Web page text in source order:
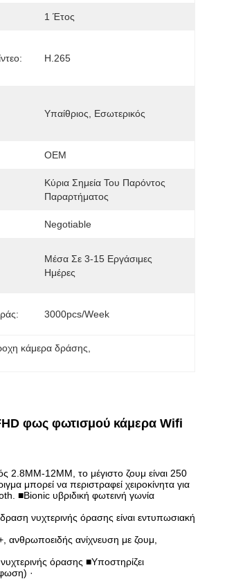
1 Έτος
H.265
Υπαίθριος, Εσωτερικός
OEM
Κύρια Σημεία Του Παρόντος
Παραρτήματος
Negotiable
Μέσα Σε 3-15 Εργάσιμες
Ημέρες
3000pcs/week
κάμερα δράσης
φως φωτισμού κάμερα Wifi
2.8MM-12MM, το μέγιστο ζουμ είναι 250
μπορεί να περιστραφεί χειροκίνητα για
■Bionic υβριδική φωτεινή γωνία
νυχτερινής όρασης είναι εντυπωσιακή
ανίχνευση με ζουμ,
όρασης ■Υποστηρίζει
·